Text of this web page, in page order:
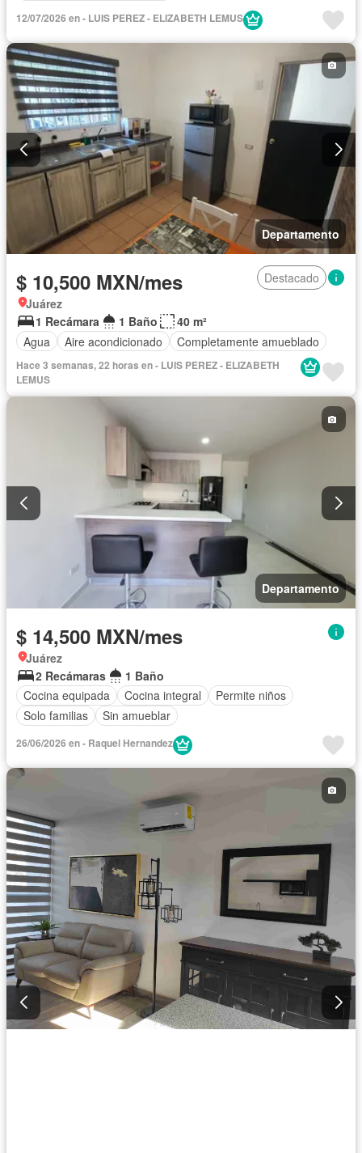
12/07/2026 en - LUIS PEREZ - ELIZABETH LEMUS
Departamento
$ 10,500 MXN/mes
Destacado
Juárez
1 Recámara
1 Baño
40 m²
Agua
Aire acondicionado Completamente amueblado
Hace 3 semanas, 22 horas en - LUIS PEREZ - ELIZABETH
LEMUS
Departamento
$ 14,500 MXN/mes
Juárez
2 Recámaras
1 Baño
Cocina equipada
Cocina integral
Permite niños
Solo familias
Sin amueblar
26/06/2026 en - Raquel Hernandez